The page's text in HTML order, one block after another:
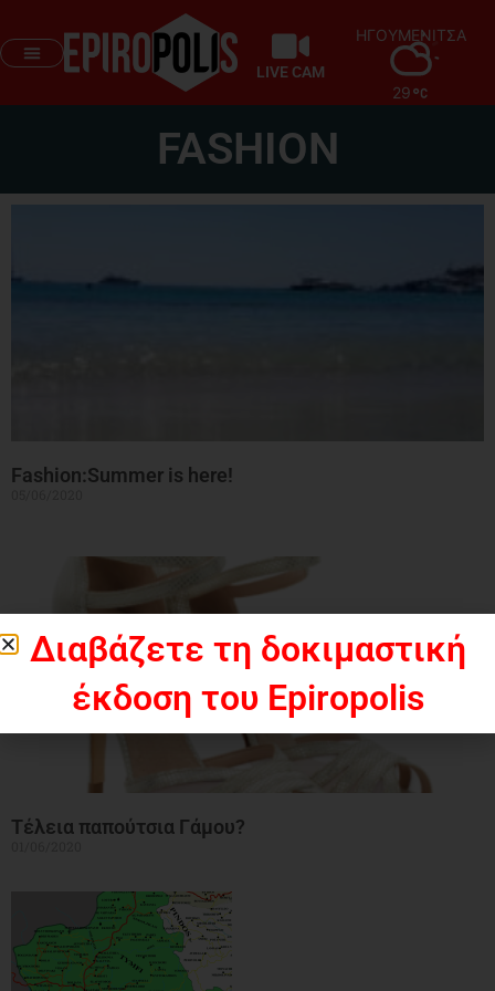
LIVE CAM
ΗΓΟΥΜΕΝΙΤΣΑ
29
FASHION
Fashion:Summer is here!
Τέλεια παπούτσια Γάμου?
Διαβάζετε τη δοκιμαστική
έκδοση του Epiropolis